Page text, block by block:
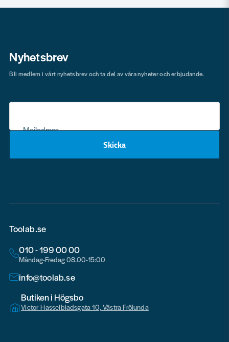
Nyhetsbrev
Mejladress
Skicka
Bli medlem i vårt nyhetsbrev och ta del av våra nyheter och erbjudande.
Toolab.se
010 - 199 00 00
Måndag-Fredag 08.00-15:00
info@toolab.se
Butiken i Högsbo
Victor Hasselbladsgata 10, Västra Frölunda